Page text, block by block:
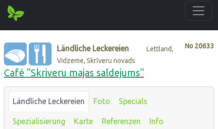
No 20633
Ländliche Leckereien
Lettland,
Vidzeme, Skrīveru novads
Café "Skriveru majas saldejums"
Ländliche Leckereien Foto Specials
Spezialisierung Karte Referenzen Info